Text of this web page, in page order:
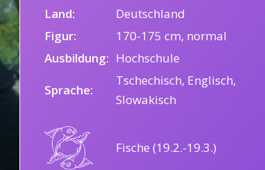
Land:
Deutschland
Figur:
170-175 cm, normal
Ausbildung: Hochschule
Sprache:
Tschechisch, Englisch,
Slowakisch
Fische (19.2.-19.3.)